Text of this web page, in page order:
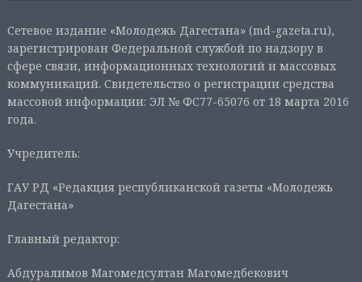
Сетевое издание «Молодежь Дагестана» (md-gazeta.ru),
зарегистрирован Федеральной службой по надзору в
сфере связи, информационных технологий и массовых
коммуникаций. Свидетельство о регистрации средства
массовой информации: ЭЛ № ФС77-65076 от 18 марта 2016
года.
Учредитель:
ГАУ РД «Редакция республиканской газеты «Молодежь
Дагестана»
Главный редактор:
Абдуралимов Магомедсултан Магомедбекович